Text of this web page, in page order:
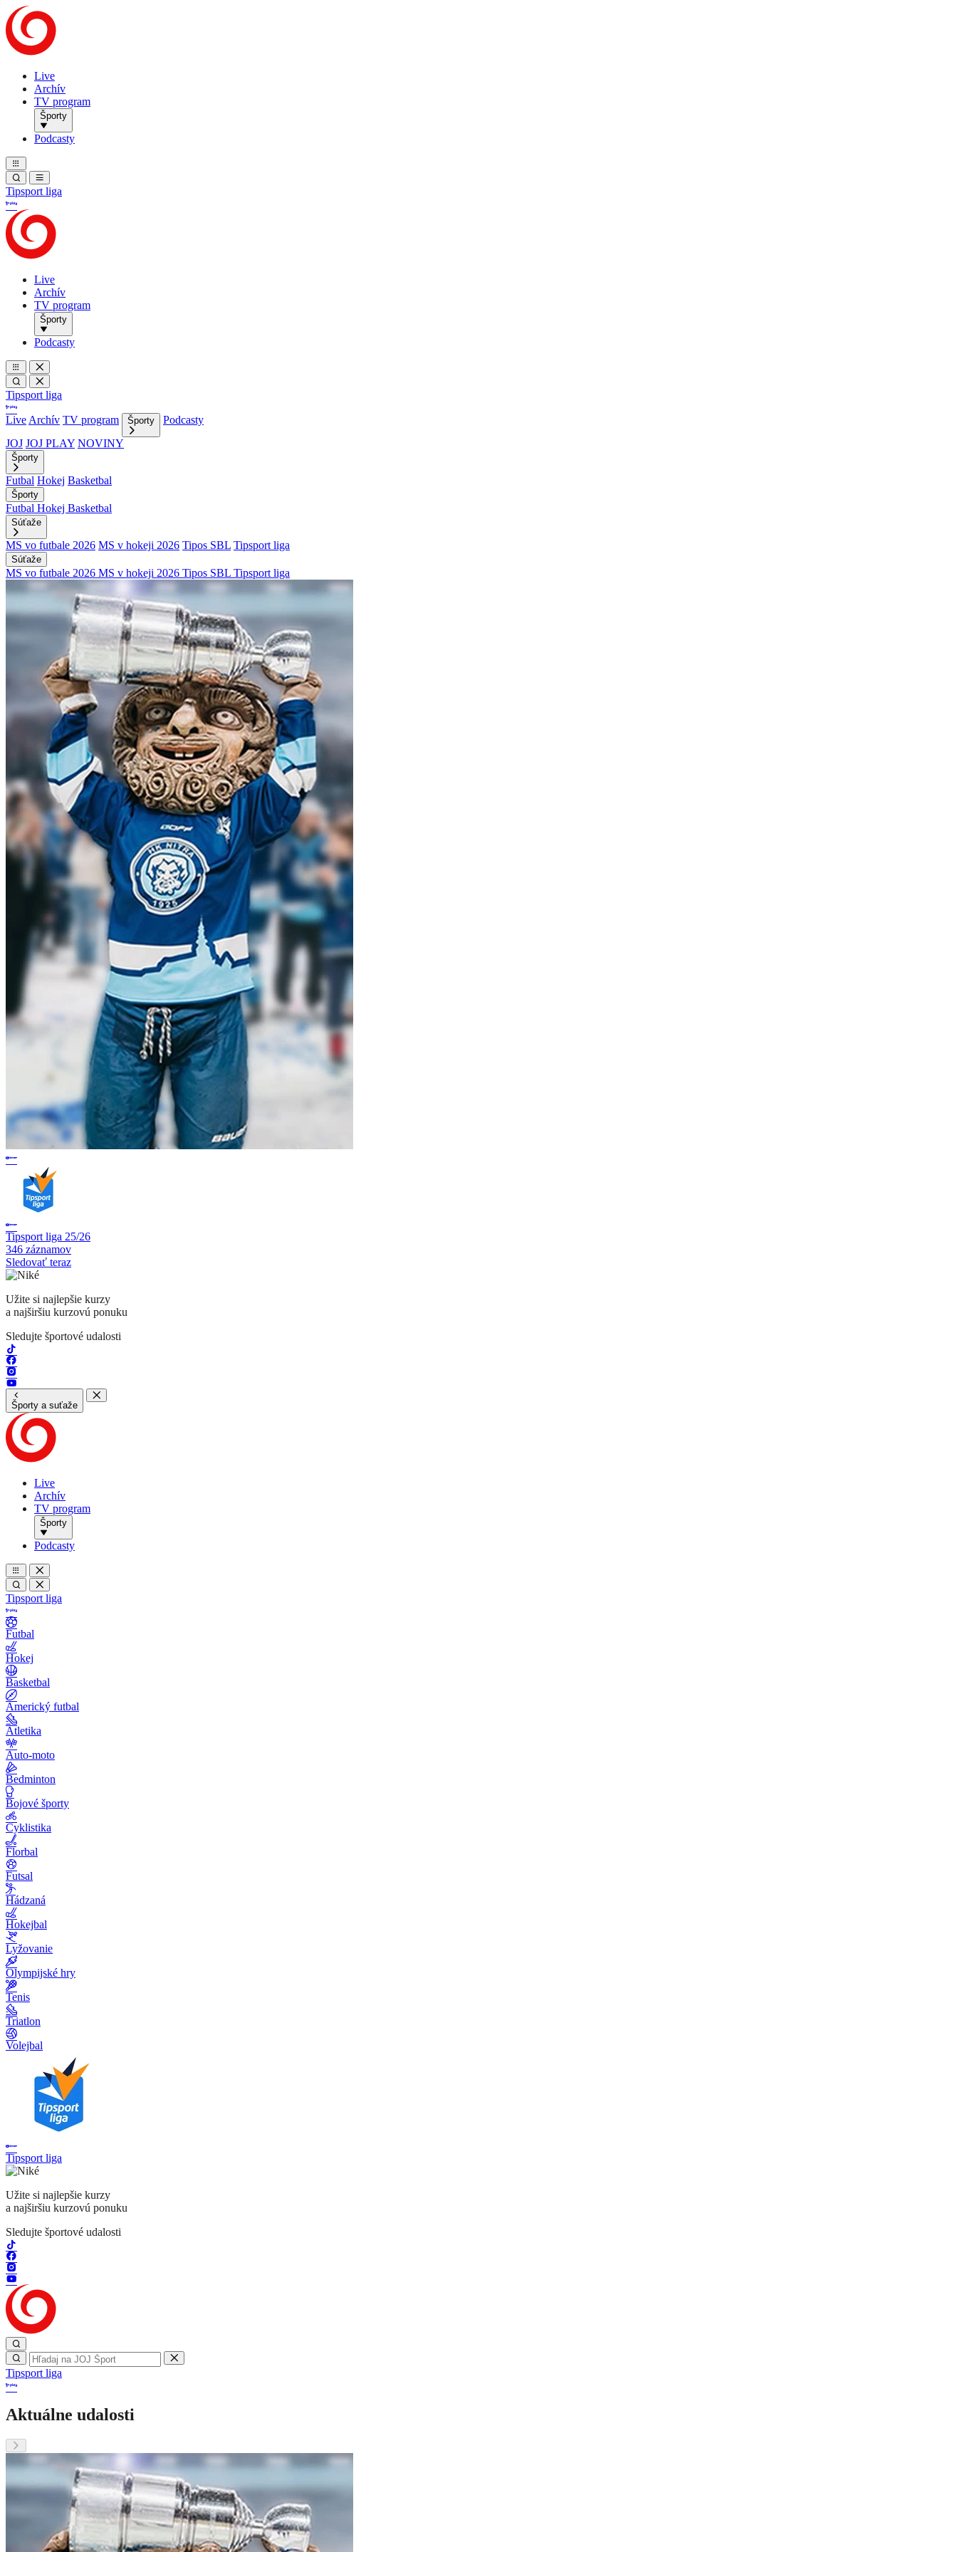
Live
Archív
TV program
Športy
Podcasty
Tipsport liga
Live
Archív
TV program
Športy
Podcasty
Tipsport liga
Live Archív TV program Športy
Podcasty
JOJ JOJ PLAY NOVINY
Športy
Futbal Hokej Basketbal
Športy
Futbal Hokej Basketbal
Súťaže
MS vo futbale 2026 MS v hokeji 2026 Tipos SBL Tipsport liga
Súťaže
MS vo futbale 2026 MS v hokeji 2026 Tipos SBL Tipsport liga
Tipsport liga 25/26
346 záznamov
Sledovať teraz
Užite si najlepšie kurzy
a najširšiu kurzovú ponuku
Sledujte športové udalosti
Športy a suťaže
Live
Archív
TV program
Športy
Podcasty
Tipsport liga
Futbal
Hokej
Basketbal
Americký futbal
Atletika
Auto-moto
Bedminton
Bojové športy
Cyklistika
Florbal
Futsal
Hádzaná
Hokejbal
Lyžovanie
Olympijské hry
Tenis
Triatlon
Volejbal
Tipsport liga
Užite si najlepšie kurzy
a najširšiu kurzovú ponuku
Sledujte športové udalosti
Tipsport liga
Aktuálne udalosti